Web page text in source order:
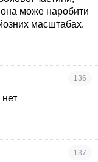
може наробити
масштабах.
136
137